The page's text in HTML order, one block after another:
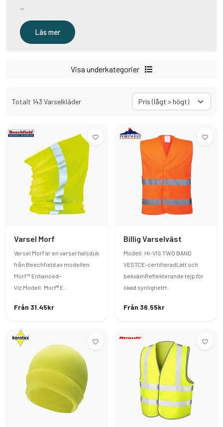
...
Läs mer
Visa underkategorier
Totalt 143 Varselkläder
Varsel Morf
Varsel Morf är en varsel halsduk
från Beechfield av modellen
Morf™ Enhanced-
Viz.Modell: Morf® E..
Från 31.45kr
Billig Varselväst
Modell: HI-VIS TWO BAND
VESTCE-certifieradLätt och
bekvämReflekterande tejp för
ökad synlighetH..
Från 36.55kr